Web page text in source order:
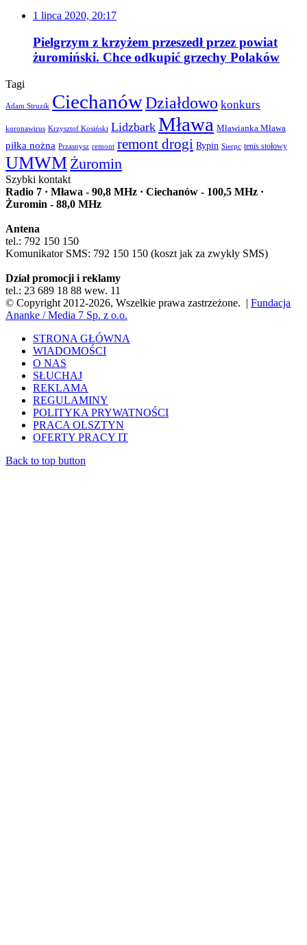
1 lipca 2020, 20:17
Pielgrzym z krzyżem przeszedł przez powiat
żuromiński. Chce odkupić grzechy Polaków
Tagi
Adam Struzik CiechanówDziałdowo konkurs
koronawirus Krzysztof Kosiński Lidzbark Mława Mławianka Mława
piłka nożna Przasnysz remont remont drogi Rypin Sierpc tenis stołowy
UMWM Żuromin
Szybki kontakt
Radio 7 · Mława - 90,8 MHz · Ciechanów - 100,5 MHz ·
Żuromin - 88,0 MHz
Antena
tel.: 792 150 150
Komunikator SMS: 792 150 150 (koszt jak za zwykły SMS)
Dział promocji i reklamy
tel.: 23 689 18 88 wew. 11
© Copyright 2012-2026, Wszelkie prawa zastrzeżone. | Fundacja
Ananke / Media 7 Sp. z o.o.
STRONA GŁÓWNA
WIADOMOŚCI
O NAS
SŁUCHAJ
REKLAMA
REGULAMINY
POLITYKA PRYWATNOŚCI
PRACA OLSZTYN
OFERTY PRACY IT
Back to top button